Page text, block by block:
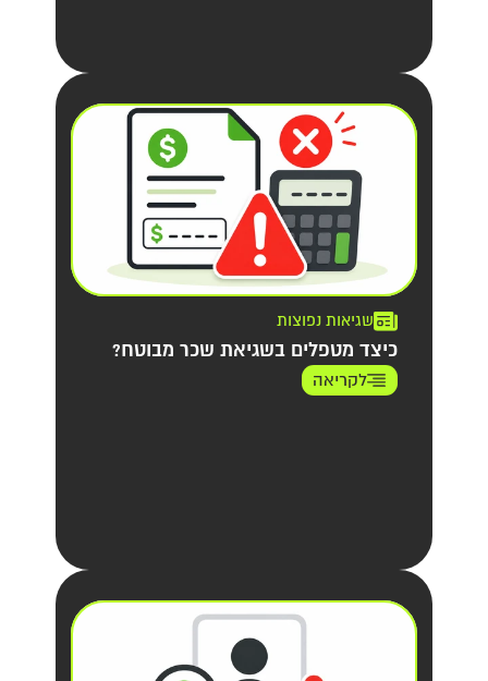
שגיאות נפוצות
כיצד מטפלים בשגיאת שכר מבוטח?
לקריאה